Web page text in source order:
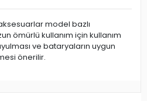
model bazlı
ömürlü kullanım için kullanım
ve bataryaların uygun
önerilir.